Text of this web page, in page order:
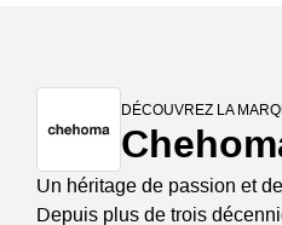
DÉCOUVREZ LA
Un héritage de passion et
Depuis plus de trois